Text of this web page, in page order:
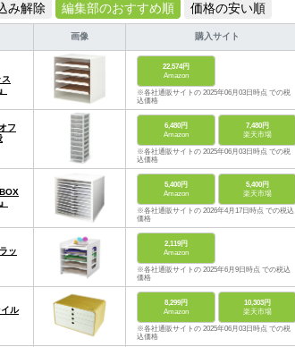
み解除 編集部のおすすめ順 価格の安い順
画像 購入サイト
22,574円
Amazon
※各社通販サイトの 2025年06月03日時点 での税
込価格
フ
6,480円
Amazon
7,480円
楽天市場
※各社通販サイトの 2025年06月03日時点 での税
込価格
5,400円
Amazon
5,400円
楽天市場
※各社通販サイトの 2026年4月17日時点 での税込
価格
ッ
2,119円
Amazon
※各社通販サイトの 2025年6月9日時点 での税込
価格
ル
8,299円
Amazon
10,303円
楽天市場
※各社通販サイトの 2025年06月03日時点 での税
込価格